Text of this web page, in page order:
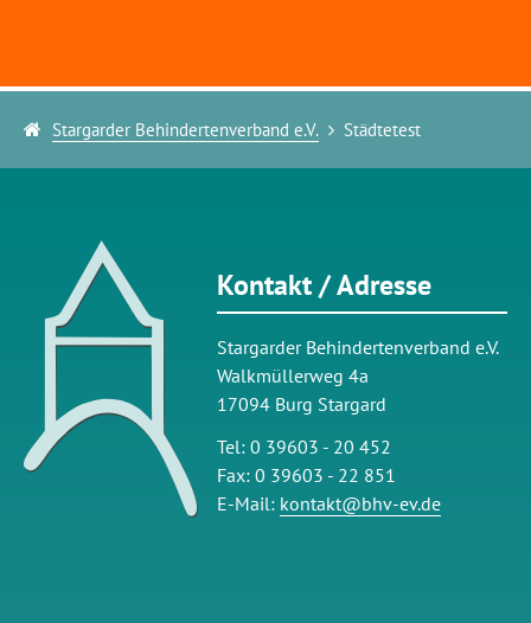
Stargarder Behindertenverband e.V. Städtetest
Kontakt / Adresse
Stargarder Behindertenverband e.V.
Walkmüllerweg 4a
17094 Burg Stargard
Tel: 0 39603 - 20 452
Fax: 0 39603 - 22 851
E-Mail: kontakt@bhv-ev.de